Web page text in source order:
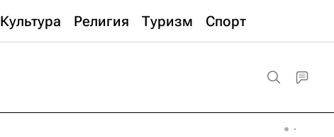
Культура Религия Туризм Спорт